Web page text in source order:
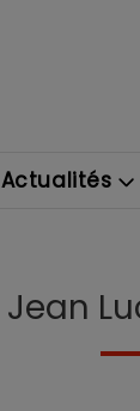
Actualités
Jean